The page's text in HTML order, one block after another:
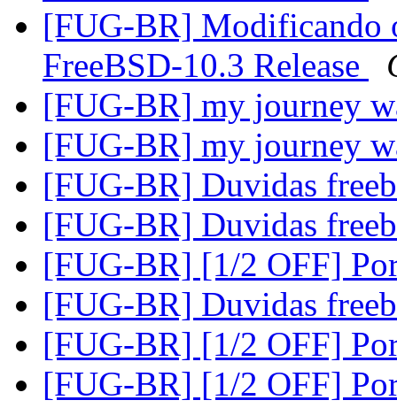
[FUG-BR] Modificando
FreeBSD-10.3 Release
[FUG-BR] my journey
[FUG-BR] my journey
[FUG-BR] Duvidas
[FUG-BR] Duvidas
[FUG-BR] [1/2 OFF]
[FUG-BR] Duvidas
[FUG-BR] [1/2 OFF]
[FUG-BR] [1/2 OFF]